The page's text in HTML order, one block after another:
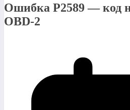
Ошибка P2589 — код
OBD-2